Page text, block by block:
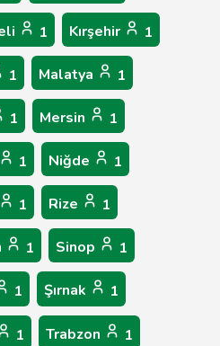
1 Kırşehir 1
1 Malatya 1
1 Mersin 1
1 Niğde 1
1 Rize 1
1 Sinop 1
1 Şırnak 1
1 Trabzon 1